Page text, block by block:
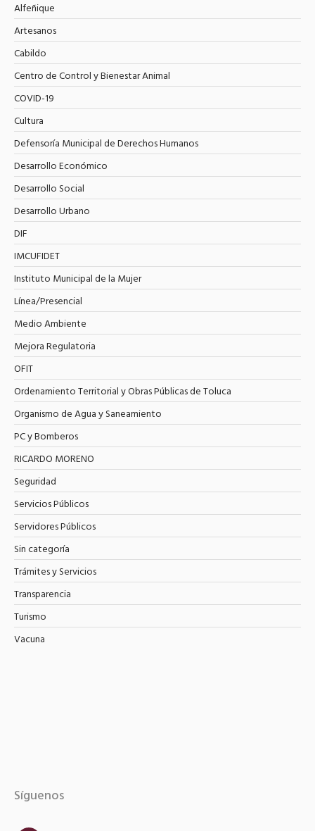
Alfeñique
Artesanos
Cabildo
Centro de Control y Bienestar Animal
COVID-19
Cultura
Defensoría Municipal de Derechos Humanos
Desarrollo Económico
Desarrollo Social
Desarrollo Urbano
DIF
IMCUFIDET
Instituto Municipal de la Mujer
Línea/Presencial
Medio Ambiente
Mejora Regulatoria
OFIT
Ordenamiento Territorial y Obras Públicas de Toluca
Organismo de Agua y Saneamiento
PC y Bomberos
RICARDO MORENO
Seguridad
Servicios Públicos
Servidores Públicos
Sin categoría
Trámites y Servicios
Transparencia
Turismo
Vacuna
Síguenos